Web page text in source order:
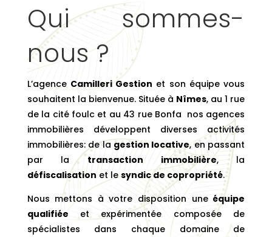
Qui sommes-
nous ?
L’agence Camilleri Gestion et son équipe vous
souhaitent la bienvenue. Située à Nîmes, au 1 rue
de la cité foulc et au 43 rue Bonfa nos agences
immobilières développent diverses activités
immobilières: de la gestion locative, en passant
par latransaction immobilière, la
défiscalisationet lesyndic de copropriété.
Nous mettons à votre disposition uneéquipe
qualifiée et expérimentée composée de
spécialistes dans chaque domaine de